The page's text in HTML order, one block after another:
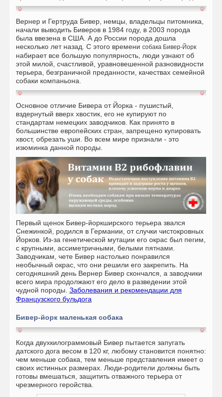
Вернер и Гертруда Бивер, немцы, владельцы питомника,
начали выводить Биверов в 1984 году, в 2003 порода
была ввезена в США. А до России порода дошла
несколько лет назад. С этого времени собака Бивер-Йорк
набирает все большую популярность, люди узнают об
этой милой, счастливой, уравновешенной разновидности
терьера, безграничной преданности, качествах семейной
собаки компаньона.
Основное отличие Бивера от Йорка - пушистый,
вздернутый вверх хвостик, его не купируют по
стандартам немецких заводчиков. Как принято в
большинстве европейских стран, запрещено купировать
хвост, обрезать уши. Во всем мире признали - это
изюминка данной породы.
Первый щенок Бивер-йоркширского терьера звался
Снежинкой, родился в Германии, от случки чистокровных
Йорков. Из-за генетической мутации его окрас был пегим,
с крупными, ассиметричными, белыми пятнами.
Заводчикам, чете Бивер настолько понравился
необычный окрас, что они решили его закрепить. На
сегодняшний день Вернер Бивер скончался, а заводчики
всего мира продолжают его дело в разведении этой
чудной породы. Заболевания и рекомендации для
Французского бульдога
Бивер-йорк маленькая собака
Когда двухкилограммовый Бивер пытается запугать
датского дога весом в 120 кг, любому становится понятно:
чем меньше собака, тем меньше представления имеет о
своих истинных размерах. Люди-родители должны быть
готовы вмешаться, защитить отважного терьера от
чрезмерного геройства.